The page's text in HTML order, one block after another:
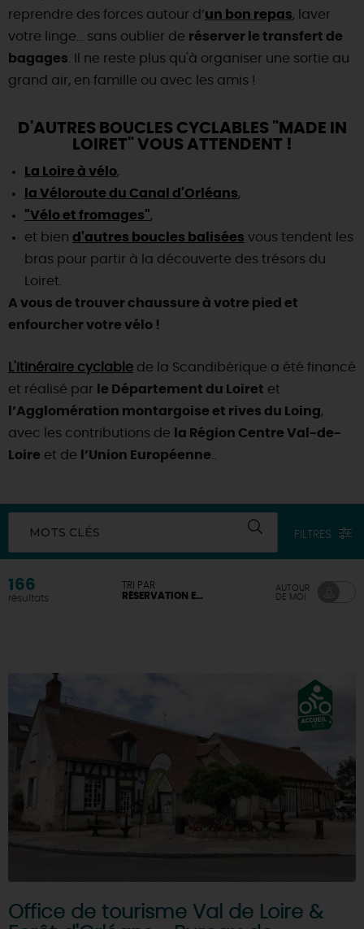
reprendre des forces autour d’un bon repas, laver
votre linge… sans oublier de réserver le transfert de
bagages . Il ne reste plus qu'à organiser une sortie au
grand air, en famille ou avec les amis !
D'AUTRES BOUCLES CYCLABLES "MADE IN
LOIRET" VOUS ATTENDENT !
La Loire à vélo,
la Véloroute du Canal d'Orléans,
"Vélo et fromages",
et bien d'autres boucles balisées vous tendent les
bras pour partir à la découverte des trésors du
Loiret.
A vous de trouver chaussure à votre pied et
enfourcher votre vélo !
L'itinéraire cyclable de la Scandibérique a été financé
et réalisé par
le Département du Loiret et
l’Agglomération montargoise et rives du Loing,
avec les contributions de
la Région Centre Val-de-
Loire et de l’Union Européenne
MOTS CLÉS FILTRES
166
résultats
TRI PAR
RÉSERVATION EN LIGNE DISPONIBLE
AUTOUR
DE MOI
Office de tourisme Val de Loire &